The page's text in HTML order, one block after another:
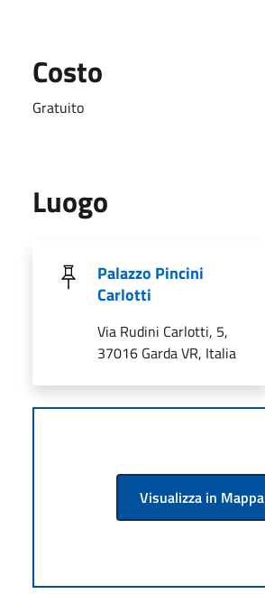
Costo
Gratuito
Luogo
Palazzo Pincini
Carlotti
Via Rudini Carlotti, 5,
37016 Garda VR, Italia
Visualizza in Mappa